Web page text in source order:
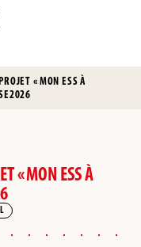
« MON ESS À
« MON ESS À